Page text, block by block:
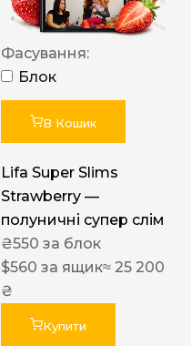
Фасування:
Блок
В Кошик
Lifa Super Slims
Strawberry —
полуничні супер слім
₴550 за блок
$560 за ящик≈ 25 200
₴
Купити